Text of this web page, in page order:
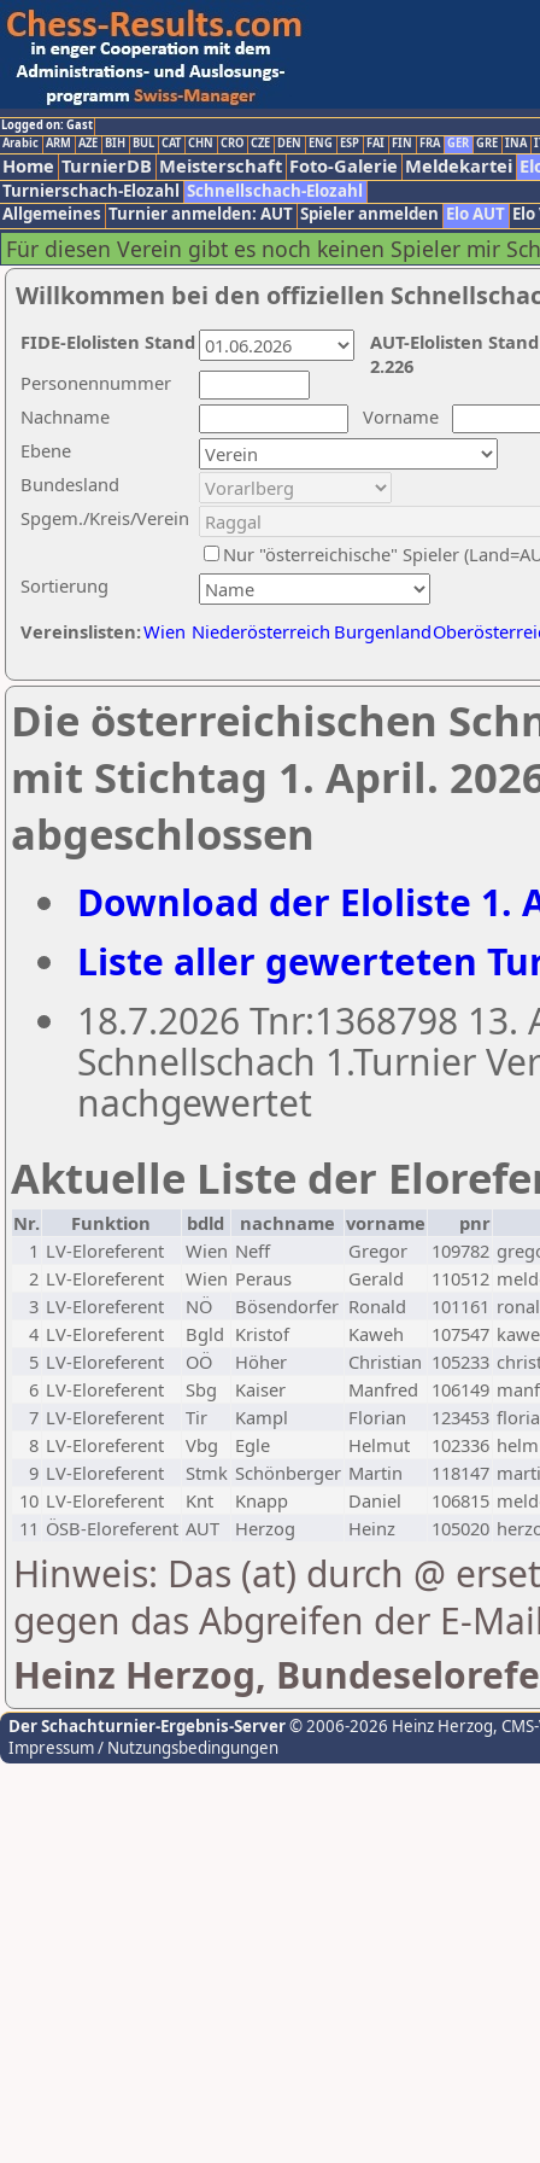
Logged on: Gast
Arabic ARM AZE BIH BUL CAT CHN CRO CZE DEN ENG ESP FAI FIN FRA GER GRE INA
Home TurnierDB Meisterschaft Foto-Galerie Meldekartei
Turnierschach-Elozahl Schnellschach-Elozahl
Allgemeines Turnier anmelden: AUT Spieler anmelden Elo AUT
Für diesen Verein gibt es noch keinen Spieler mir
Willkommen bei den offiziellen
Nachname
Vorname
Ebene
Sortierung
Personennummer
Bundesland
Spgem./Kreis/Verein
Nur "österreichische" Spieler
Vereinslisten:Wien Niederösterreich Burgenland
AUT-Elolisten
2.226
FIDE-Elolisten Stand
Die österreichischen
mit Stichtag 1. April.
abgeschlossen
Download der Eloliste 1.
Liste aller gewerteten
18.7.2026 Tnr:1368798
Schnellschach 1.Turnier
nachgewertet
Aktuelle Liste der
Nr. Funktion bdld nachname vorname
pnr
1 LV-Eloreferent Wien Neff Gregor 109782
2 LV-Eloreferent Wien Peraus Gerald 110512
3 LV-Eloreferent NÖ Bösendorfer Ronald 101161
4 LV-Eloreferent Bgld Kristof Kaweh 107547
5 LV-Eloreferent OÖ Höher Christian 105233
6 LV-Eloreferent Sbg Kaiser Manfred 106149
7 LV-Eloreferent Tir Kampl Florian 123453
8 LV-Eloreferent Vbg Egle Helmut 102336
9 LV-Eloreferent Stmk Schönberger Martin 118147
10 LV-Eloreferent Knt Knapp Daniel 106815
11 ÖSB-Eloreferent AUT Herzog Heinz 105020
Hinweis: Das (at) durch @
gegen das Abgreifen der E-
Heinz Herzog,
Der Schachturnier-Ergebnis-Server© 2006-2026 Heinz Herzog,
Impressum / Nutzungsbedingungen